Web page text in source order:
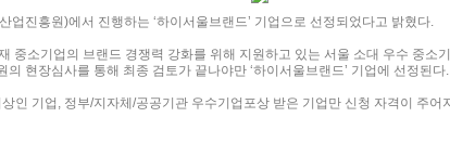
진흥원)에서 진행하는 ‘하이서울브랜드’ 기업으로 선정되었다고 밝혔다.
중소기업의 브랜드 경쟁력 강화를 위해 지원하고 있는 서울 소대 우수 중소
현장심사를 통해 최종 검토가 끝나야만 ‘하이서울브랜드’ 기업에 선정된다.
인 기업, 정부/지자체/공공기관 우수기업포상 받은 기업만 신청 자격이 주